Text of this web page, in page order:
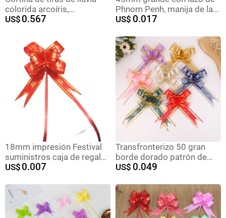
colorida arcoíris,
decoración para bodas o
US$ 0.567
Phnom Penh, manija de la
puerta del coche de la
la boda, flor de la mano
US$ 0.017
18mm impresión Festival
suministros caja de regalo
decoración arco mano tire
de regalo cinta al por
mayor
US$ 0.007
Transfronterizo 50 gran
borde dorado patrón de
corteza hilo de nieve arco
Navidad flor cesta de
frutas embalaje flor dibujo
US$ 0.049